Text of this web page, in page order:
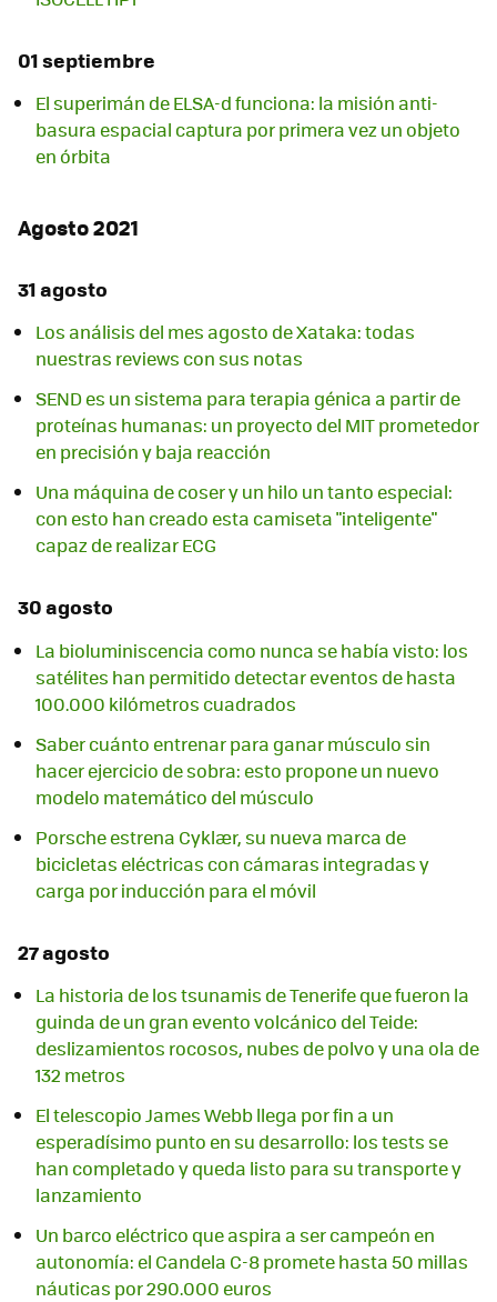
01 septiembre
El superimán de ELSA-d funciona: la misión anti-
basura espacial captura por primera vez un objeto
en órbita
Agosto 2021
31 agosto
Los análisis del mes agosto de Xataka: todas
nuestras reviews con sus notas
SEND es un sistema para terapia génica a partir de
proteínas humanas: un proyecto del MIT prometedor
en precisión y baja reacción
Una máquina de coser y un hilo un tanto especial:
con esto han creado esta camiseta "inteligente"
capaz de realizar ECG
30 agosto
La bioluminiscencia como nunca se había visto: los
satélites han permitido detectar eventos de hasta
100.000 kilómetros cuadrados
Saber cuánto entrenar para ganar músculo sin
hacer ejercicio de sobra: esto propone un nuevo
modelo matemático del músculo
Porsche estrena Cyklær, su nueva marca de
bicicletas eléctricas con cámaras integradas y
carga por inducción para el móvil
27 agosto
La historia de los tsunamis de Tenerife que fueron la
guinda de un gran evento volcánico del Teide:
deslizamientos rocosos, nubes de polvo y una ola de
132 metros
El telescopio James Webb llega por fin a un
esperadísimo punto en su desarrollo: los tests se
han completado y queda listo para su transporte y
lanzamiento
Un barco eléctrico que aspira a ser campeón en
autonomía: el Candela C-8 promete hasta 50 millas
náuticas por 290.000 euros